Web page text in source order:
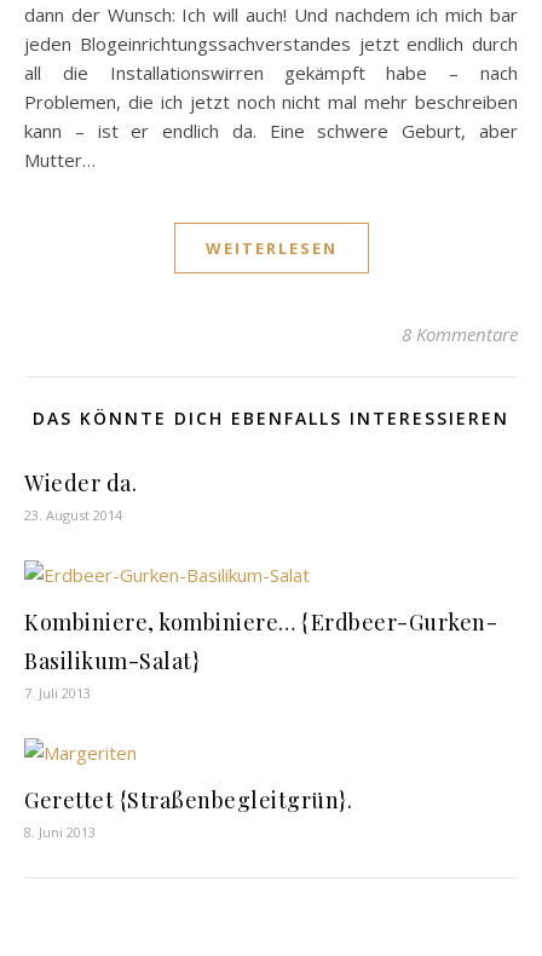
dann der Wunsch: Ich will auch! Und nachdem ich mich bar
jeden Blogeinrichtungssachverstandes jetzt endlich durch
all die Installationswirren gekämpft habe – nach
Problemen, die ich jetzt noch nicht mal mehr beschreiben
kann – ist er endlich da. Eine schwere Geburt, aber
Mutter…
WEITERLESEN
8 Kommentare
DAS KÖNNTE DICH EBENFALLS INTERESSIEREN
Wieder da.
23. August 2014
Kombiniere, kombiniere… {Erdbeer-Gurken-
Basilikum-Salat}
7. Juli 2013
Gerettet {Straßenbegleitgrün}.
8. Juni 2013